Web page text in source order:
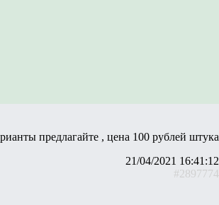
предлагайте , цена 100 рублей штука
21/04/2021 16:41:12
#2897774